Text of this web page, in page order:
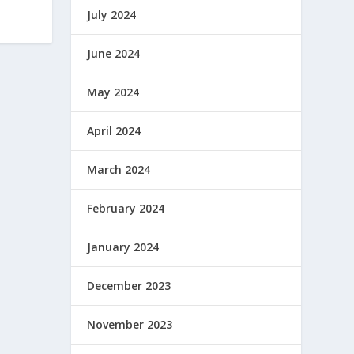
July 2024
June 2024
May 2024
April 2024
March 2024
February 2024
January 2024
December 2023
November 2023